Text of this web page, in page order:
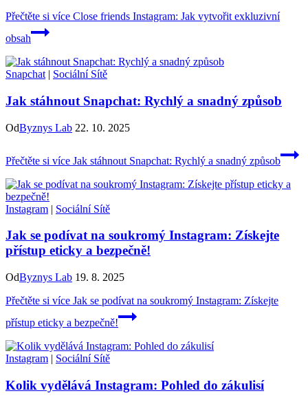
Přečtěte si více Close friends Instagram: Jak vytvořit exkluzivní
obsah
Snapchat | Sociální Sítě
Jak stáhnout Snapchat: Rychlý a snadný způsob
OdByznys Lab 22. 10. 2025
Přečtěte si více Jak stáhnout Snapchat: Rychlý a snadný způsob
Instagram | Sociální Sítě
Jak se podívat na soukromý Instagram: Získejte
přístup eticky a bezpečně!
OdByznys Lab 19. 8. 2025
Přečtěte si více Jak se podívat na soukromý Instagram: Získejte
přístup eticky a bezpečně!
Instagram | Sociální Sítě
Kolik vydělává Instagram: Pohled do zákulisí